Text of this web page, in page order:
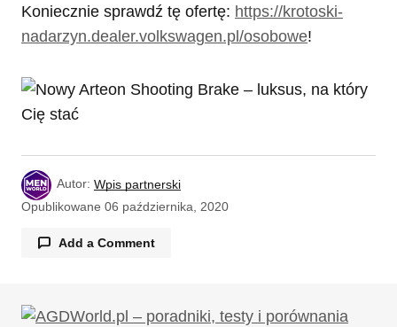
Koniecznie sprawdź tę ofertę: https://krotoski-
nadarzyn.dealer.volkswagen.pl/osobowe!
Autor: Wpis partnerski
Opublikowane 06 października, 2020
Add a Comment
Twój adres email nie zostanie opublikowany.